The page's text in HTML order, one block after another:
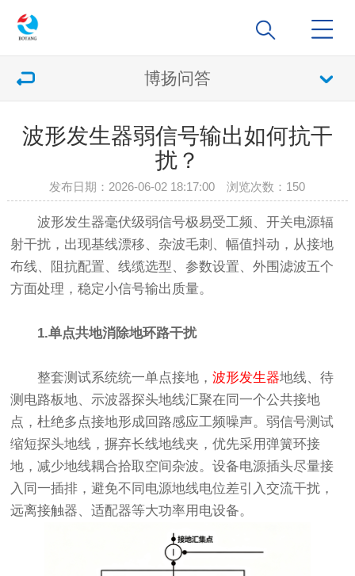
博扬问答
波形发生器弱信号输出如何抗干
扰？
发布日期：2026-06-02 18:17:00 浏览次数： 150
波形发生器毫伏级弱信号极易受工频、开关电源辐
射干扰，出现基线漂移、杂波毛刺、幅值抖动，从接地
布线、阻抗配置、线缆选型、参数设置、外围滤波五个
方面处理，稳定小信号输出质量。
1.单点共地消除地环路干扰
整套测试系统统一单点接地，波形发生器地线、待
测电路板地、示波器探头地线汇聚在同一个公共接地
点，杜绝多点接地形成回路感应工频噪声。弱信号测试
缩短探头地线，摒弃长线地线夹，优先采用弹簧环接
地，减少地线耦合拾取空间杂波。设备电源插头尽量接
入同一插排，避免不同电源地线电位差引入交流干扰，
远离接触器、适配器等大功率用电设备。